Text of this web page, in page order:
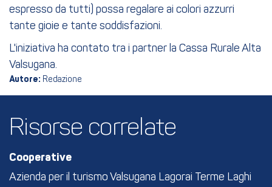
espresso da tutti) possa regalare ai colori azzurri
tante gioie e tante soddisfazioni.
L'iniziativa ha contato tra i partner la Cassa Rurale Alta
Valsugana.
Autore: Redazione
Risorse correlate
Cooperative
Azienda per il turismo Valsugana Lagorai Terme Laghi